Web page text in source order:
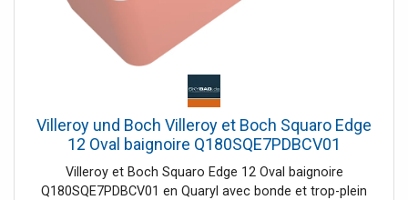
Villeroy und Boch Villeroy et Boch Squaro Edge
12 Oval baignoire Q180SQE7PDBCV01
180x80cm, blanc, central, pose libre, tablier
Color on Demand
Villeroy et Boch Squaro Edge 12 Oval baignoire
Q180SQE7PDBCV01 en Quaryl avec bonde et trop-plein